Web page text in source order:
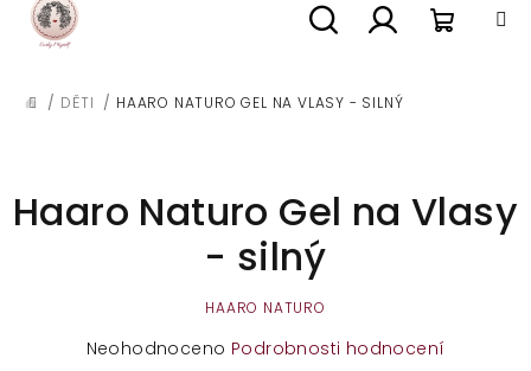
DOMŮ
/ DĚTI / HAARO NATURO GEL NA VLASY - SILNÝ
Haaro Naturo Gel na Vlasy
- silný
HAARO NATURO
Průměrné
Neohodnoceno Podrobnosti hodnocení